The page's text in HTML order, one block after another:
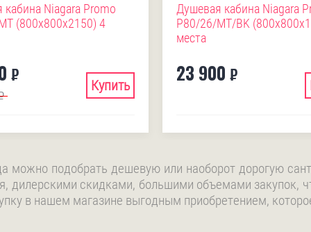
Niagara Promo
(800х800х2150) 4
₽
Купить
Душевая кабина Niagara
P80/26/MT/BK
места
23 900 ₽
можно подобрать дешевую или наоборот дорогую
дилерскими скидками, большими объемами закупок,
в нашем магазине выгодным приобретением,